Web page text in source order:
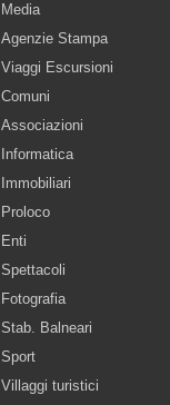
Media
Agenzie Stampa
Viaggi Escursioni
Comuni
Associazioni
Informatica
Immobiliari
Proloco
Enti
Spettacoli
Fotografia
Stab. Balneari
Sport
Villaggi turistici